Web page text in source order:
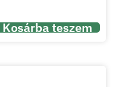
Kosárba teszem